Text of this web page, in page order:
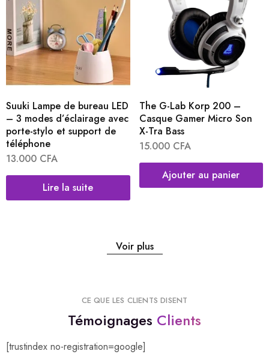
Suuki Lampe de bureau LED
– 3 modes d’éclairage avec
porte-stylo et support de
téléphone
13.000 CFA
Lire la suite
The G-Lab Korp 200 –
Casque Gamer Micro Son
X-Tra Bass
15.000 CFA
Ajouter au panier
Voir plus
CE QUE LES CLIENTS DISENT
Témoignages Clients
[trustindex no-registration=google]